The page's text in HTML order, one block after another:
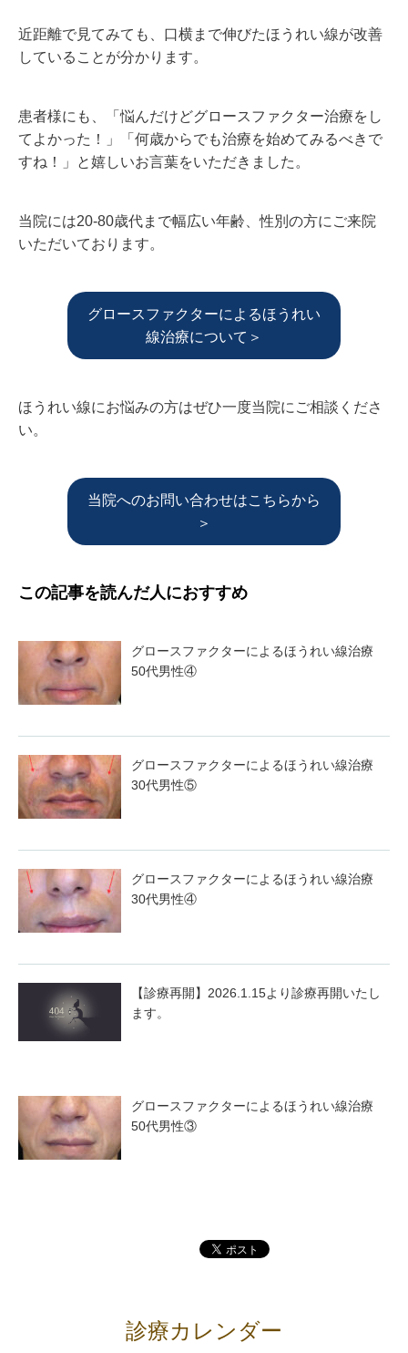
近距離で見てみても、口横まで伸びたほうれい線が改善
していることが分かります。
患者様にも、「悩んだけどグロースファクター治療をし
てよかった！」「何歳からでも治療を始めてみるべきで
すね！」と嬉しいお言葉をいただきました。
当院には20-80歳代まで幅広い年齢、性別の方にご来院
いただいております。
グロースファクターによるほうれい
線治療について＞
ほうれい線にお悩みの方はぜひ一度当院にご相談くださ
い。
当院へのお問い合わせはこちらから
＞
この記事を読んだ人におすすめ
グロースファクターによるほうれい線治療
50代男性④
グロースファクターによるほうれい線治療
30代男性⑤
グロースファクターによるほうれい線治療
30代男性④
【診療再開】2026.1.15より診療再開いたし
ます。
グロースファクターによるほうれい線治療
50代男性③
診療カレンダー